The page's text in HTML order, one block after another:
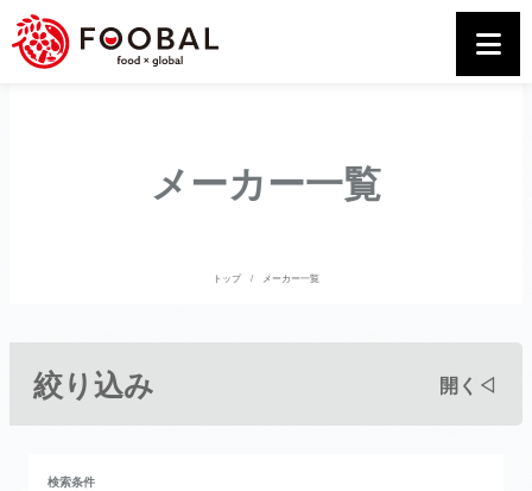
メーカー一覧
トップ メーカー一覧
絞り込み 開く◁
検索条件